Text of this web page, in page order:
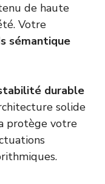
de haute
Votre
sémantique
durable
solide
protège votre